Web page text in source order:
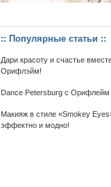
:: Популярные статьи ::
Дари красоту и счастье
Орифлэйм!
Dance Petersburg с Орифлейм
Макияж в стиле «Smokey
эффектно и модно!